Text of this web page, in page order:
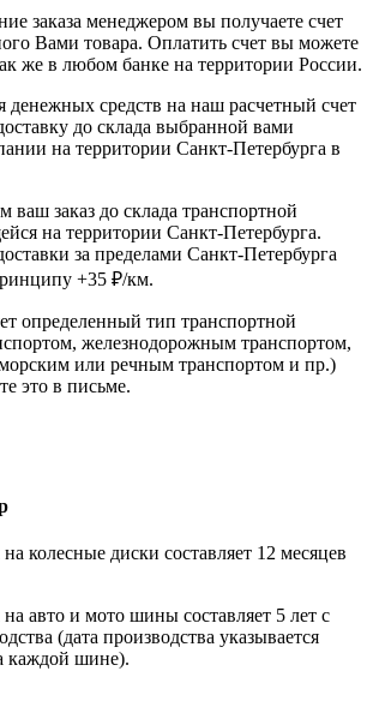
заказа менеджером вы получаете счет
Вами товара. Оплатить счет вы можете
же в любом банке на территории России.
денежных средств на наш расчетный счет
до склада выбранной вами
на территории Санкт-Петербурга в
ваш заказ до склада транспортной
на территории Санкт-Петербурга.
за пределами Санкт-Петербурга
+35 ₽/км.
определенный тип транспортной
железнодорожным транспортом,
или речным транспортом и пр.)
это в письме.
колесные диски составляет 12 месяцев
авто и мото шины составляет 5 лет с
(дата производства указывается
каждой шине).